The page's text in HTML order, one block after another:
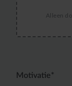
Alleen
Motivatie*